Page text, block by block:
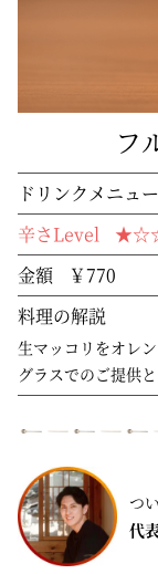
フ
ドリンクメニュー
辛さLevel
金額
￥770
料理の解説
生マッコリをオレ
グラスでのご提供と
つ
代